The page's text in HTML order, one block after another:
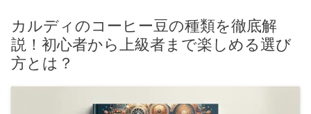
カルディのコーヒー豆の種類を徹底解
説！初心者から上級者まで楽しめる選び
方とは？